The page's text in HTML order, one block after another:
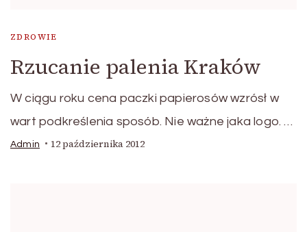
ZDROWIE
Rzucanie palenia Kraków
W ciągu roku cena paczki papierosów wzrósł w
wart podkreślenia sposób. Nie ważne jaka logo. …
Admin 12 października 2012